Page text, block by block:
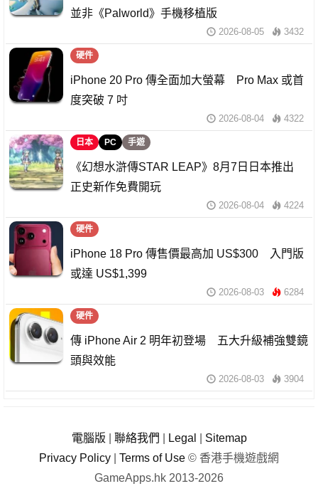
並非《Palworld》手機移植版
2026-08-05 3432
硬件
iPhone 20 Pro 傳全面加大螢幕 Pro Max 或首
度突破 7 吋
2026-08-04 4322
日本 PC 手遊
《幻想水滸傳STAR LEAP》8月7日日本推出
正史新作免費開玩
2026-08-04 4224
硬件
iPhone 18 Pro 傳售價最高加 US$300 入門版
或達 US$1,399
2026-08-03 6284
硬件
傳 iPhone Air 2 明年初登場 五大升級補強雙鏡
頭與效能
2026-08-03 3904
電腦版 聯絡我們 Legal
Sitemap
Privacy Policy
Terms of Use © 香港手機遊戲網
GameApps.hk 2013-2026